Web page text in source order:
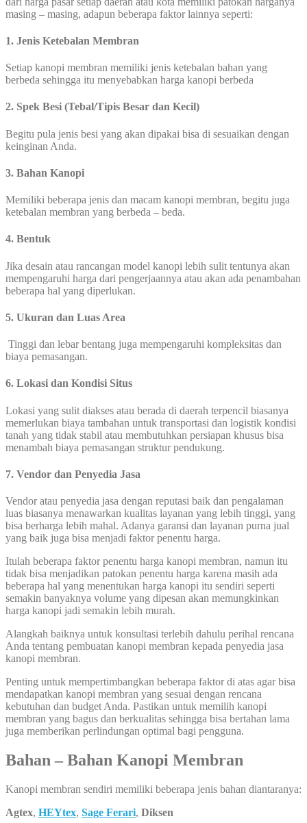
masing – masing, adapun beberapa faktor lainnya seperti:
1. Jenis Ketebalan Membran
Setiap kanopi membran memiliki jenis ketebalan bahan yang
berbeda sehingga itu menyebabkan harga kanopi berbeda
2. Spek Besi (Tebal/Tipis Besar dan Kecil)
Begitu pula jenis besi yang akan dipakai bisa di sesuaikan dengan
keinginan Anda.
3. Bahan Kanopi
Memiliki beberapa jenis dan macam kanopi membran, begitu juga
ketebalan membran yang berbeda – beda.
4. Bentuk
Jika desain atau rancangan model kanopi lebih sulit tentunya akan
mempengaruhi harga dari pengerjaannya atau akan ada penambahan
beberapa hal yang diperlukan.
5. Ukuran dan Luas Area
Tinggi dan lebar bentang juga mempengaruhi kompleksitas dan
biaya pemasangan.
6. Lokasi dan Kondisi Situs
Lokasi yang sulit diakses atau berada di daerah terpencil biasanya
memerlukan biaya tambahan untuk transportasi dan logistik kondisi
tanah yang tidak stabil atau membutuhkan persiapan khusus bisa
menambah biaya pemasangan struktur pendukung.
7. Vendor dan Penyedia Jasa
Vendor atau penyedia jasa dengan reputasi baik dan pengalaman
luas biasanya menawarkan kualitas layanan yang lebih tinggi, yang
bisa berharga lebih mahal. Adanya garansi dan layanan purna jual
yang baik juga bisa menjadi faktor penentu harga.
Itulah beberapa faktor penentu harga kanopi membran, namun itu
tidak bisa menjadikan patokan penentu harga karena masih ada
beberapa hal yang menentukan harga kanopi itu sendiri seperti
semakin banyaknya volume yang dipesan akan memungkinkan
harga kanopi jadi semakin lebih murah.
Alangkah baiknya untuk konsultasi terlebih dahulu perihal rencana
Anda tentang pembuatan kanopi membran kepada penyedia jasa
kanopi membran.
Penting untuk mempertimbangkan beberapa faktor di atas agar bisa
mendapatkan kanopi membran yang sesuai dengan rencana
kebutuhan dan budget Anda. Pastikan untuk memilih kanopi
membran yang bagus dan berkualitas sehingga bisa bertahan lama
juga memberikan perlindungan optimal bagi pengguna.
Bahan – Bahan Kanopi Membran
Kanopi membran sendiri memiliki beberapa jenis bahan diantaranya:
Agtex, HEYtex, Sage Ferari, Diksen